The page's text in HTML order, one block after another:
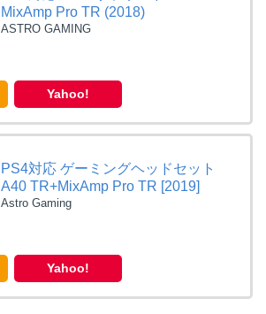
MixAmp Pro TR (2018)
ASTRO GAMING
Yahoo!
PS4対応 ゲーミングヘッドセット
A40 TR+MixAmp Pro TR [2019]
Astro Gaming
Yahoo!